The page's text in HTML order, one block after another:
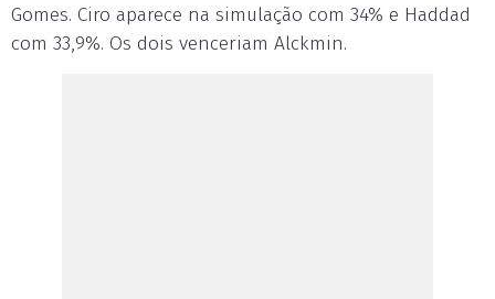
Gomes. Ciro aparece na simulação com 34% e Haddad
com 33,9%. Os dois venceriam Alckmin.